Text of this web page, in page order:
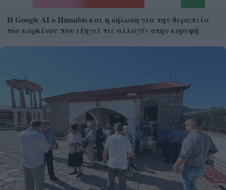
Η Google ΑΙ ο Hassabis και η δήλωση για την θεραπεία
του καρκίνου που εξηγεί τις αλλαγές στην κορυφή